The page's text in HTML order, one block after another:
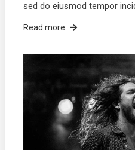
sed do eiusmod tempor
Read more